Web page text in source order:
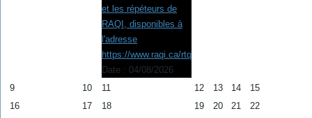
et les répéteurs de
RAQI, disponibles à
l'adresse
https://www.raqi.ca/rtq
Date : 04/08/2026
9 10 11 12 13 14
15
16
17 18 19 20 21
22